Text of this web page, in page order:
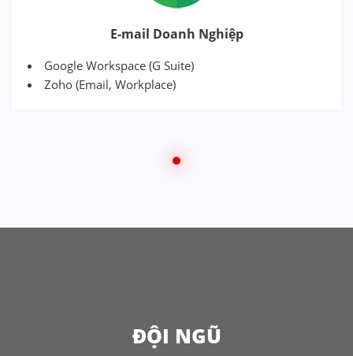
E-mail Doanh Nghiệp
Google Workspace (G Suite)
Zoho (Email, Workplace)
ĐỘI NGŨ